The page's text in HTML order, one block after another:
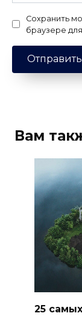
Сохранить
браузере
Вам
25